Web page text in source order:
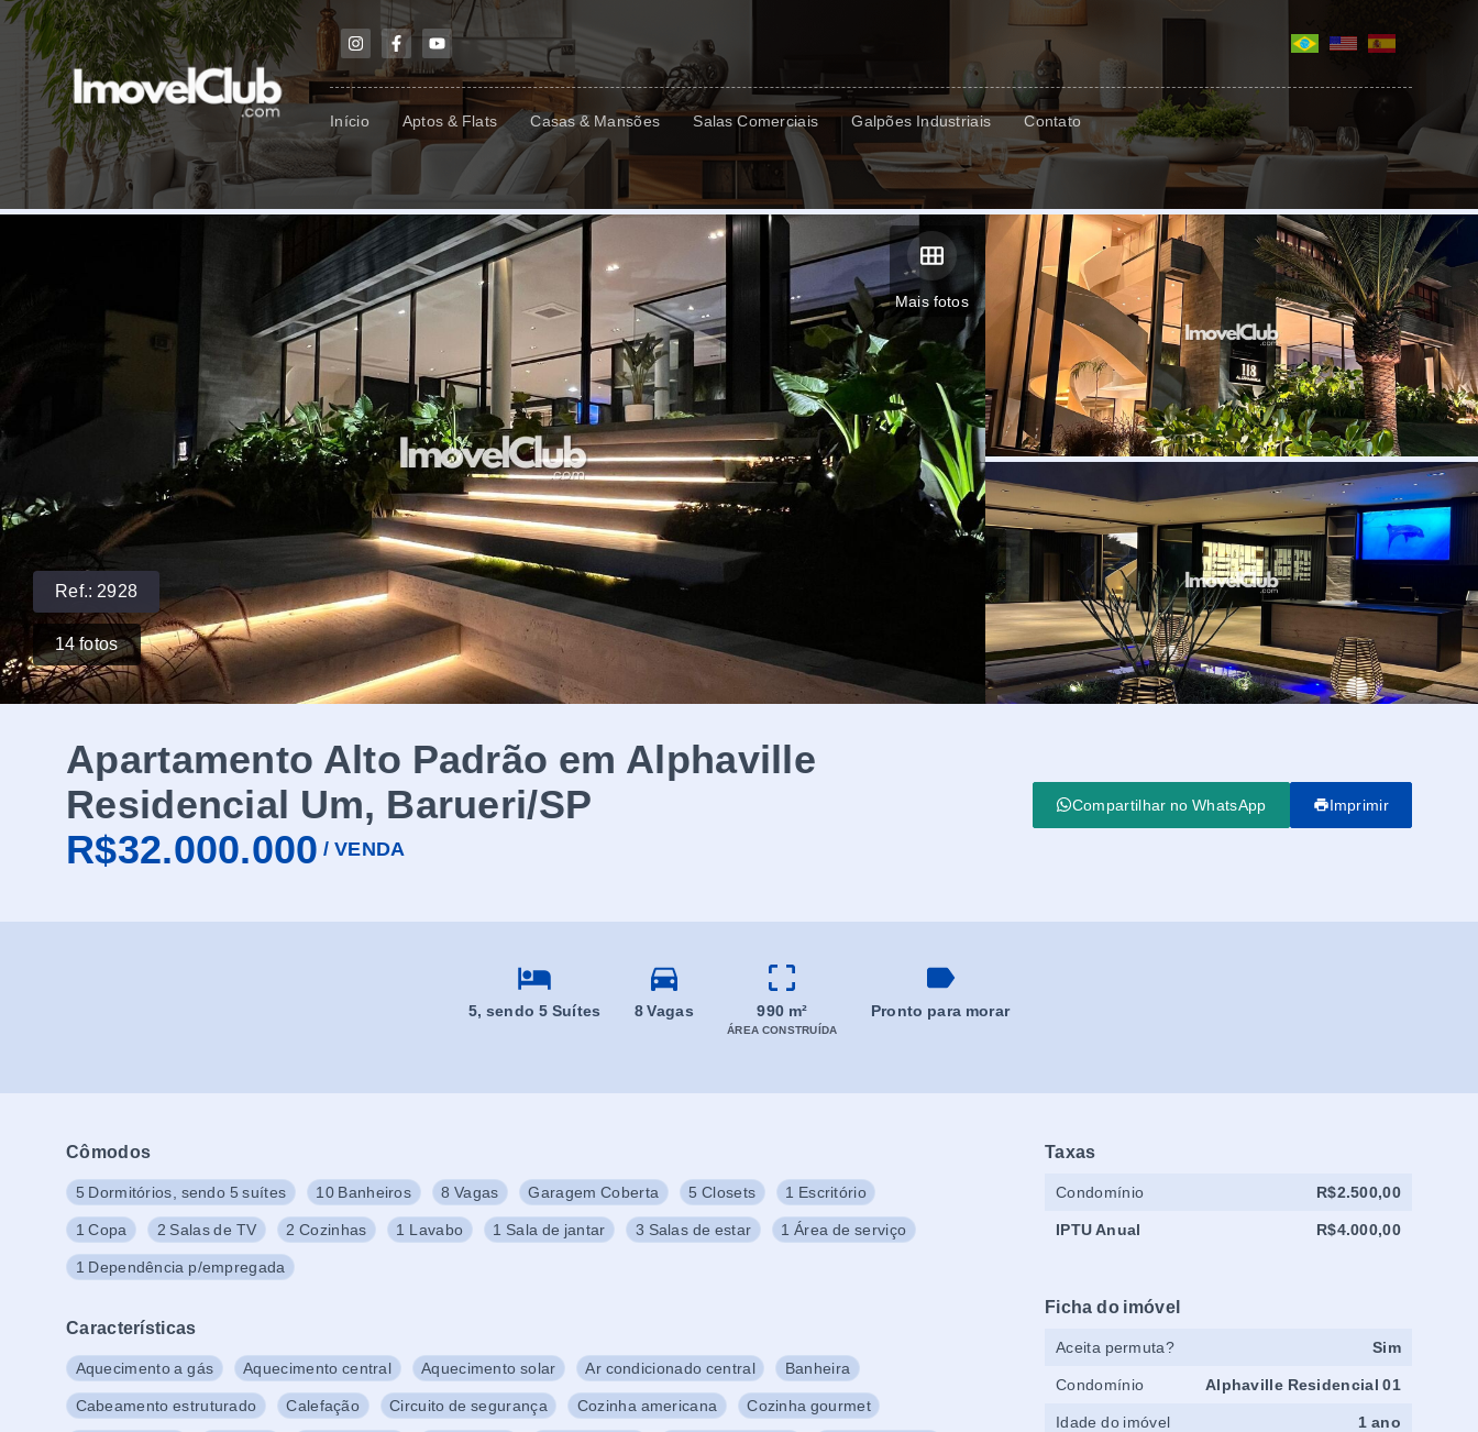
Início Aptos & Flats Casas & Mansões Salas Comerciais Galpões Industriais Contato
Ref.: 2928
14fotos
Mais fotos
Apartamento Alto Padrão em Alphaville
Residencial Um, Barueri/SP
R$32.000.000 /VENDA
Compartilhar no WhatsApp Imprimir
5, sendo 5 Suítes 8 Vagas 990 m²
ÁREA CONSTRUÍDA
Pronto para morar
Cômodos
5 Dormitórios, sendo 5 suítes 10 Banheiros 8 Vagas Garagem Coberta 5 Closets 1 Escritório
1 Copa 2 Salas de TV 2 Cozinhas 1 Lavabo 1 Sala de jantar 3 Salas de estar 1 Área de serviço
1 Dependência p/empregada
Características
Aquecimento a gás Aquecimento central Aquecimento solar Ar condicionado central Banheira
Cabeamento estruturado Calefação Circuito de segurança Cozinha americana Cozinha gourmet
Taxas
Condomínio R$2.500,00
IPTU Anual R$4.000,00
Ficha do imóvel
Aceita permuta? Sim
Condomínio Alphaville Residencial 01
Idade do imóvel 1 ano